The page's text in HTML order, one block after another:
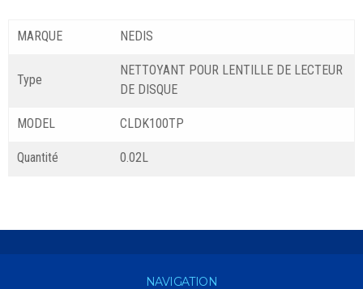
MARQUE NEDIS
Type
NETTOYANT POUR LENTILLE DE LECTEUR
DE DISQUE
MODEL CLDK100TP
Quantité 0.02L
NAVIGATION